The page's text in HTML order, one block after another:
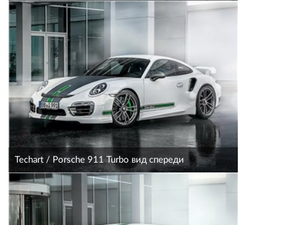
Techart / Porsche 911 Turbo вид спереди